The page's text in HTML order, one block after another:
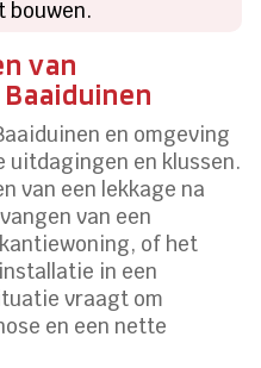
bouwen.
van
en omgeving
uitdagingen en klussen.
van een lekkage na
van een
of het
in een
vraagt om
en een nette